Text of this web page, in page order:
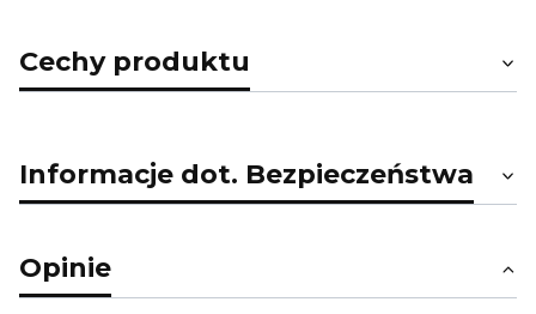
Cechy produktu
Informacje dot. Bezpieczeństwa
Opinie